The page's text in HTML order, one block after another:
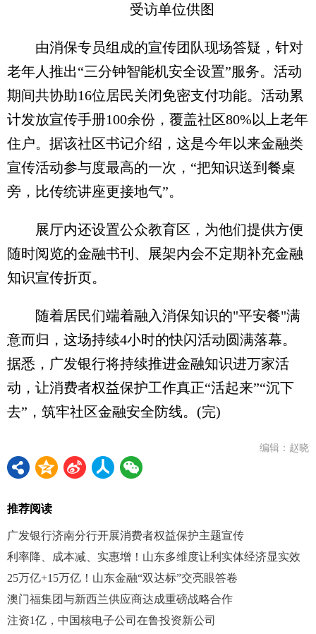
受访单位供图
由消保专员组成的宣传团队现场答疑，针对
老年人推出“三分钟智能机安全设置”服务。活动
期间共协助16位居民关闭免密支付功能。活动累
计发放宣传手册100余份，覆盖社区80%以上老年
住户。据该社区书记介绍，这是今年以来金融类
宣传活动参与度最高的一次，“把知识送到餐桌
旁，比传统讲座更接地气”。
展厅内还设置公众教育区，为他们提供方便
随时阅览的金融书刊、展架内会不定期补充金融
知识宣传折页。
随着居民们端着融入消保知识的"平安餐"满
意而归，这场持续4小时的快闪活动圆满落幕。
据悉，广发银行将持续推进金融知识进万家活
动，让消费者权益保护工作真正“活起来”“沉下
去”，筑牢社区金融安全防线。(完)
编辑：赵晓
推荐阅读
广发银行济南分行开展消费者权益保护主题宣传
利率降、成本减、实惠增！山东多维度让利实体经济显实效
25万亿+15万亿！山东金融“双达标”交亮眼答卷
澳门福集团与新西兰供应商达成重磅战略合作
注资1亿，中国核电子公司在鲁投资新公司